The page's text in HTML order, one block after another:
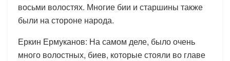
восьми волостях. Многие бии и старшины также
были на стороне народа.
Еркин Ермуканов: На самом деле, было очень
много волостных, биев, которые стояли во главе